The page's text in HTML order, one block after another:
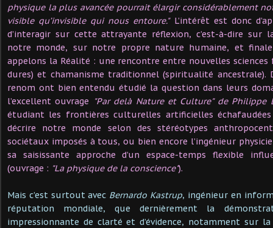
physique la plus avancée pourrait élargir considérablement
visible qu’invisible qui nous entoure."L’intérêt est donc
d’interagir sur cette attrayante réflexion, c’est-à-dire sur
notre monde, sur notre propre nature humaine, et
appelons la Réalité : une rencontre entre nouvelles sciences
dures) et chamanisme traditionnel (spiritualité ancestrale).
renom ont bien entendu étudié la question dans leurs
l’excellent ouvrage
"Par delà Nature et Culture" de Philippe
étudiant les frontières culturelles artificielles
décrire notre monde selon des stéréotypes
sociétaux imposés à tous, ou bien encore l’ingénieur
sa saisissante approche d’un espace-temps flexible
(ouvrage : "La physique de la conscience").
Mais c’est surtout avec Bernardo Kastrup, ingénieur en
réputation mondiale, que dernièrement la
impressionnante de clarté et d’évidence, notamment sur